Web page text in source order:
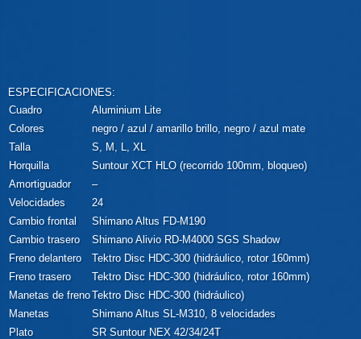
ESPECIFICACIONES:
Cuadro
Aluminium Lite
Colores
negro / azul / amarillo brillo, negro / azul mate
Talla
S, M, L, XL
Horquilla
Suntour XCT HLO (recorrido 100mm, bloqueo)
Amortiguador
–
Velocidades
24
Cambio frontal
Shimano Altus FD-M190
Cambio trasero
Shimano Alivio RD-M4000 SGS Shadow
Freno delantero
Tektro Disc HDC-300 (hidráulico, rotor 160mm)
Freno trasero
Tektro Disc HDC-300 (hidráulico, rotor 160mm)
Manetas de frenoTektro Disc HDC-300 (hidráulico)
Manetas
Shimano Altus SL-M310, 8 velocidades
Plato
SR Suntour NEX 42/34/24T